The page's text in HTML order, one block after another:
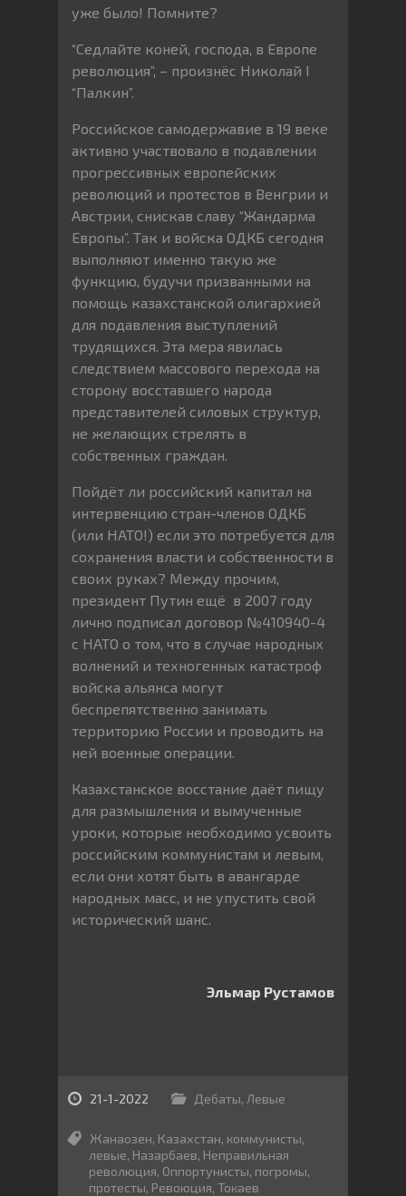
уже было! Помните?
“Седлайте коней, господа, в Европе
революция”, – произнёс Николай I
“Палкин”.
Российское самодержавие в 19 веке
активно участвовало в подавлении
прогрессивных европейских
революций и протестов в Венгрии и
Австрии, снискав славу “Жандарма
Европы”. Так и войска ОДКБ сегодня
выполняют именно такую же
функцию, будучи призванными на
помощь казахстанской олигархией
для подавления выступлений
трудящихся. Эта мера явилась
следствием массового перехода на
сторону восставшего народа
представителей силовых структур,
не желающих стрелять в
собственных граждан.
Пойдёт ли российский капитал на
интервенцию стран-членов ОДКБ
(или НАТО!) если это потребуется для
сохранения власти и собственности в
своих руках? Между прочим,
президент Путин ещё в 2007 году
лично подписал договор №410940-4
с НАТО о том, что в случае народных
волнений и техногенных катастроф
войска альянса могут
беспрепятственно занимать
территорию России и проводить на
ней военные операции.
Казахстанское восстание даёт пищу
для размышления и вымученные
уроки, которые необходимо усвоить
российским коммунистам и левым,
если они хотят быть в авангарде
народных масс, и не упустить свой
исторический шанс.
Эльмар Рустамов
21-1-2022 Дебаты, Левые
Жанаозен, Казахстан, коммунисты,
левые, Назарбаев, Неправильная
революция, Оппортунисты, погромы,
протесты, Ревоюция, Токаев